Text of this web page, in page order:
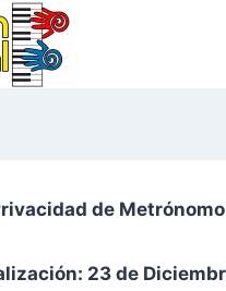
de
23 de